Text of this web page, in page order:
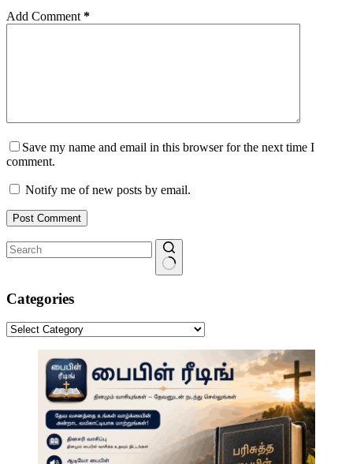
Add Comment *
Save my name and email in this browser for the next time I
comment.
Notify me of new posts by email.
Post Comment
results
Categories
Categories